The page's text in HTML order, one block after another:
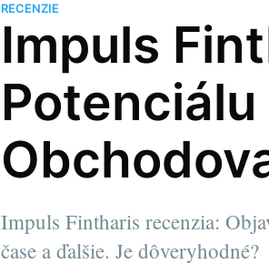
RECENZIE
Impuls
Impuls Fintharis recenzia:
čase a ďalšie. Je dôveryhodné?